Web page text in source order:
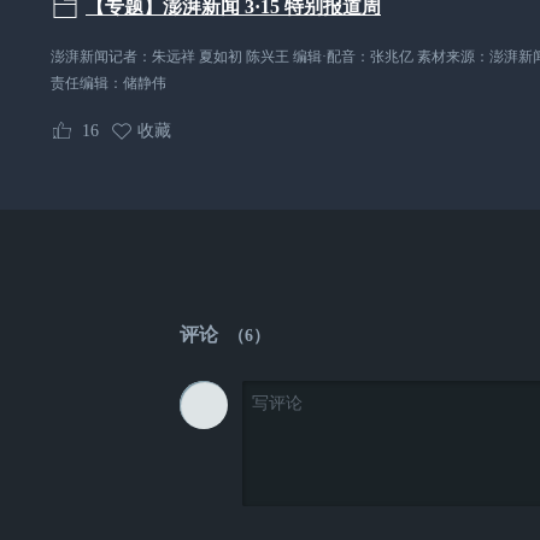
【专题】澎湃新闻 3·15 特别报道周
澎湃新闻记者：朱远祥 夏如初 陈兴王 编辑·配音：张兆亿 素材来源：澎湃新
责任编辑： 储静伟
16 收藏
评论 （6）